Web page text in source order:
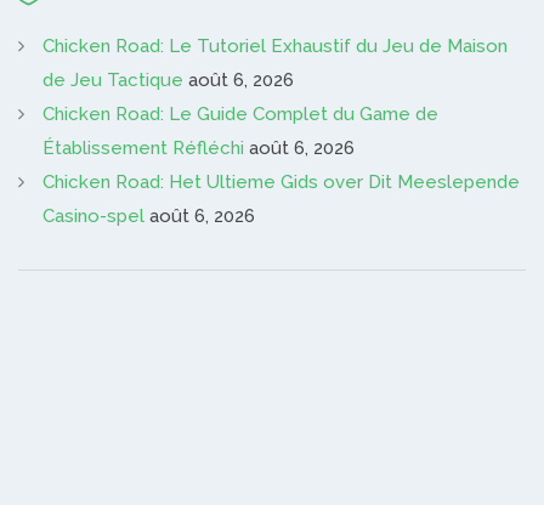
Chicken Road: Le Tutoriel Exhaustif du Jeu de Maison
de Jeu Tactique août 6, 2026
Chicken Road: Le Guide Complet du Game de
Établissement Réfléchi août 6, 2026
Chicken Road: Het Ultieme Gids over Dit Meeslepende
Casino-spel août 6, 2026